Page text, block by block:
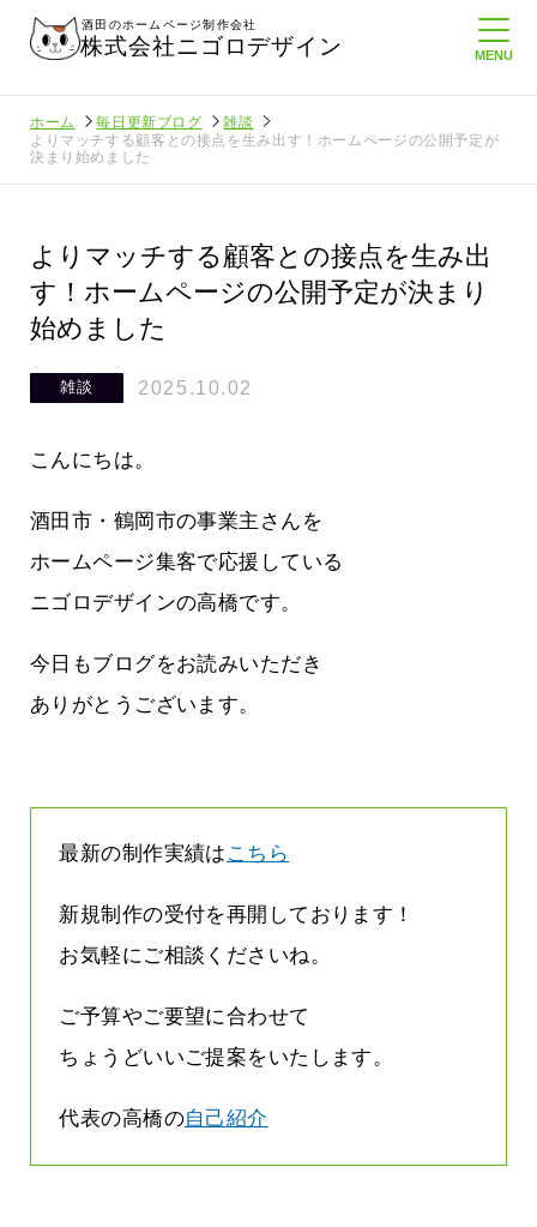
酒田のホームページ制作会社
株式会社ニゴロデザイン
ホーム 毎日更新ブログ
雑談
よりマッチする顧客との接点を生み出す！ホームページの公開予定が
決まり始めました
よりマッチする顧客との接点を生み出
す！ホームページの公開予定が決まり
始めました
雑談 2025.10.02
こんにちは。
酒田市・鶴岡市の事業主さんを
ホームページ集客で応援している
ニゴロデザインの高橋です。
今日もブログをお読みいただき
ありがとうございます。
最新の制作実績は こちら
新規制作の受付を再開しております！
お気軽にご相談くださいね。
ご予算やご要望に合わせて
ちょうどいいご提案をいたします。
代表の高橋の自己紹介
負けない
メンタルに来る～！想定してたより利
た…